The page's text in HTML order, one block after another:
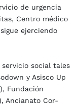
de urgencia
Centro médico
ejerciendo
social tales
y Asisco Up
Fundación
Ancianato Cor-